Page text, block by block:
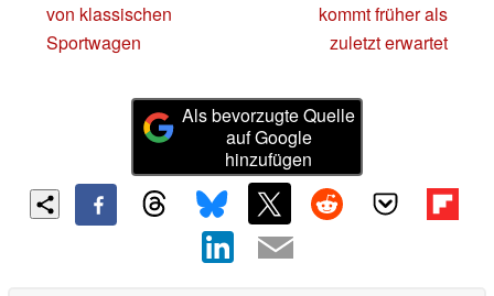
von klassischen
Sportwagen
kommt früher als
zuletzt erwartet
Als bevorzugte Quelle
auf Google
hinzufügen